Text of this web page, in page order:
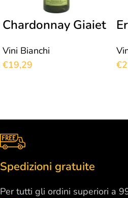
Chardonnay Giaiet
Vini Bianchi
€19,29
€
Spedizioni gratuite
Per tutti gli ordini superiori a